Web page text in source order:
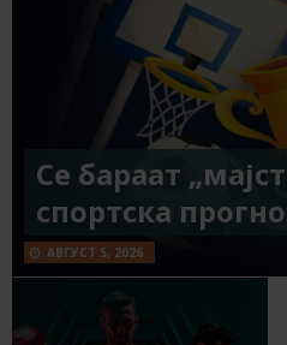
Се бараат
спортска
АВГУСТ 5, 2026